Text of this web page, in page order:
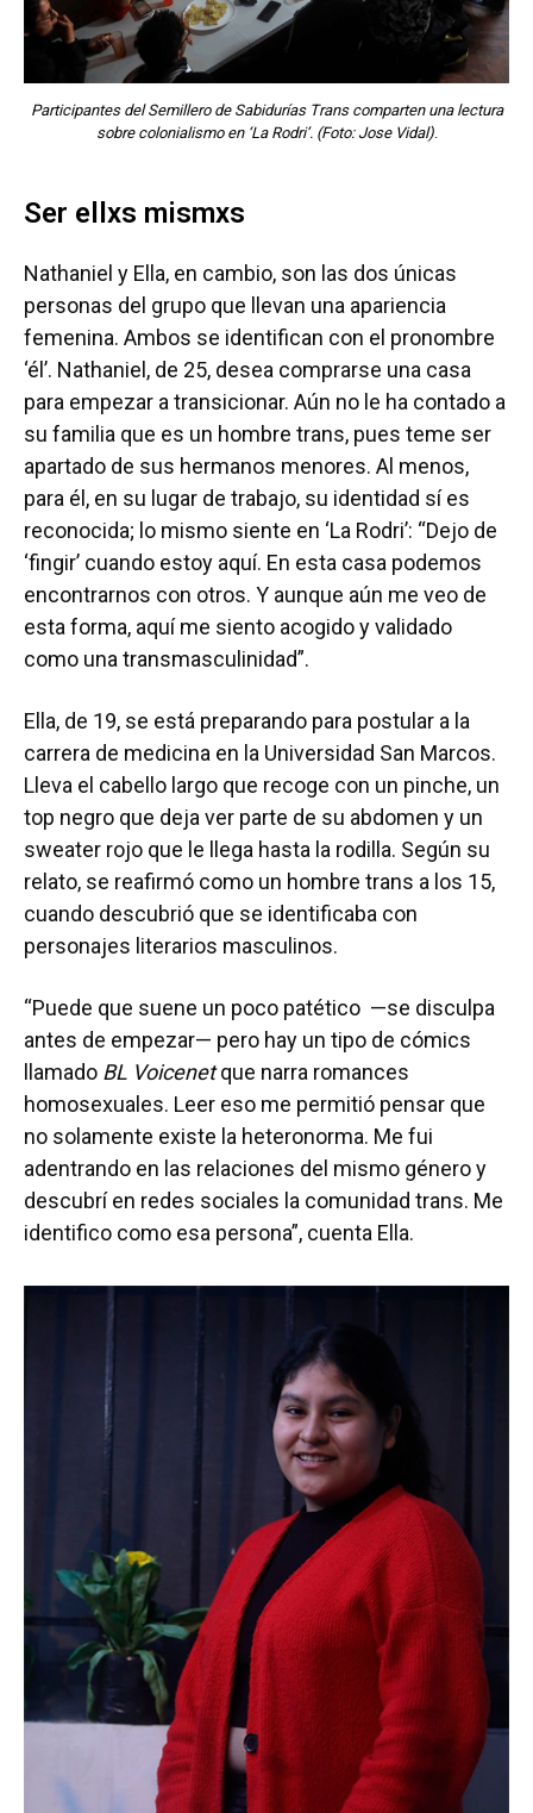
Participantes del Semillero de Sabidurías Trans comparten una lectura
sobre colonialismo en ‘La Rodri’. (Foto: Jose Vidal).
Ser ellxs mismxs
Nathaniel y Ella, en cambio, son las dos únicas
personas del grupo que llevan una apariencia
femenina. Ambos se identifican con el pronombre
‘él’. Nathaniel, de 25, desea comprarse una casa
para empezar a transicionar. Aún no le ha contado a
su familia que es un hombre trans, pues teme ser
apartado de sus hermanos menores. Al menos,
para él, en su lugar de trabajo, su identidad sí es
reconocida; lo mismo siente en ‘La Rodri’: “Dejo de
‘fingir’ cuando estoy aquí. En esta casa podemos
encontrarnos con otros. Y aunque aún me veo de
esta forma, aquí me siento acogido y validado
como una transmasculinidad”.
Ella, de 19, se está preparando para postular a la
carrera de medicina en la Universidad San Marcos.
Lleva el cabello largo que recoge con un pinche, un
top negro que deja ver parte de su abdomen y un
sweater rojo que le llega hasta la rodilla. Según su
relato, se reafirmó como un hombre trans a los 15,
cuando descubrió que se identificaba con
personajes literarios masculinos.
“Puede que suene un poco patético —se disculpa
antes de empezar— pero hay un tipo de cómics
llamado BL Voicenetque narra romances
homosexuales. Leer eso me permitió pensar que
no solamente existe la heteronorma. Me fui
adentrando en las relaciones del mismo género y
descubrí en redes sociales la comunidad trans. Me
identifico como esa persona”, cuenta Ella.